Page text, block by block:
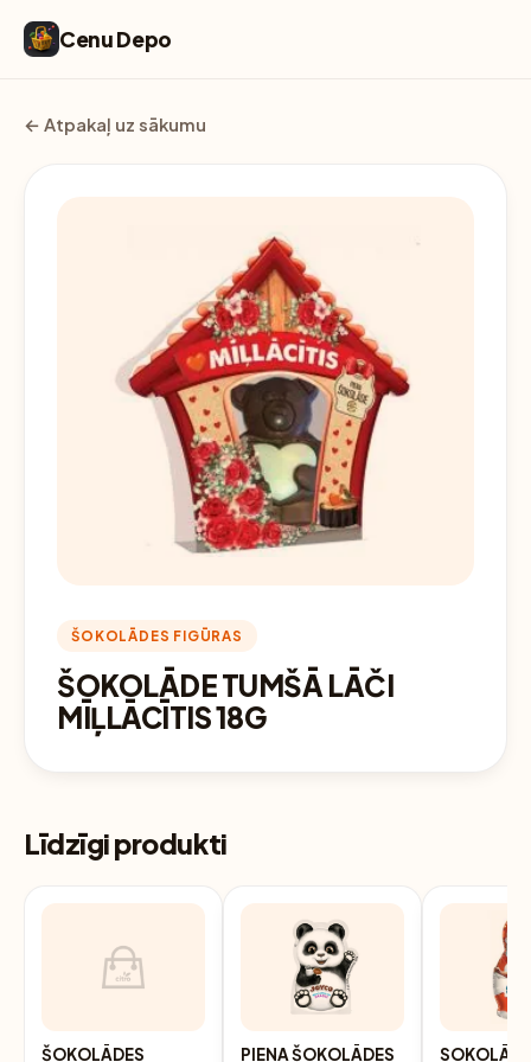
Cenu Depo
← Atpakaļ uz sākumu
ŠOKOLĀDES FIGŪRAS
ŠOKOLĀDE TUMŠĀ LĀČI
MĪĻLĀCĪTIS 18G
Līdzīgi produkti
ŠOKOLĀDES
PIENA ŠOKOLĀDES